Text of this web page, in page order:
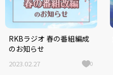
RKBラジオ 春の番組編成
のお知らせ
2023.02.27 0